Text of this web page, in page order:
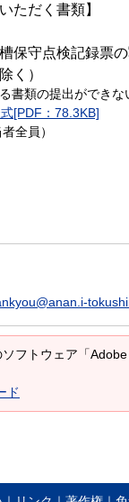
ただく書類】
保守点検記録票
く）
類の提出ができな
[PDF：78.3KB]
者全員）
フトウェア「
ド